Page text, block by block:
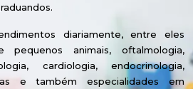
diariamente, entre eles
pequenos animais, oftalmologia,
cardiologia, endocrinologia,
e também especialidades em